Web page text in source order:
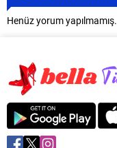
Henüz yorum yapılmamış.